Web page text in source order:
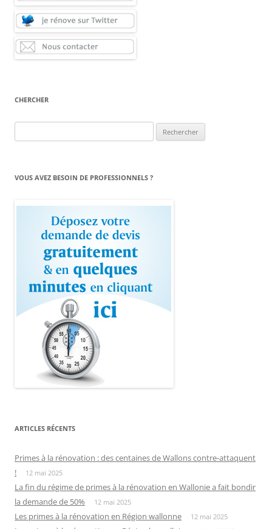
CHERCHER
VOUS AVEZ BESOIN DE PROFESSIONNELS ?
ARTICLES RÉCENTS
Primes à la rénovation : des centaines de Wallons contre-attaquent
!
12 mai 2025
La fin du régime de primes à la rénovation en Wallonie a fait bondir
la demande de 50%
12 mai 2025
Les primes à la rénovation en Région wallonne 12 mai 2025